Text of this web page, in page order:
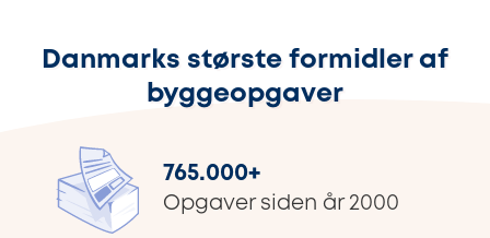
Danmarks største formidler af
byggeopgaver
765.000+
Opgaver siden år 2000